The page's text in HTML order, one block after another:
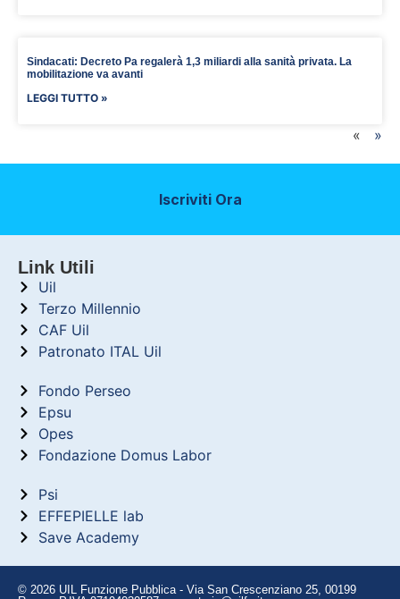
Sindacati: Decreto Pa regalerà 1,3 miliardi alla sanità privata. La
mobilitazione va avanti
LEGGI TUTTO »
« »
Iscriviti Ora
Link Utili
Uil
Terzo Millennio
CAF Uil
Patronato ITAL Uil
Fondo Perseo
Epsu
Opes
Fondazione Domus Labor
Psi
EFFEPIELLE lab
Save Academy
© 2026 UIL Funzione Pubblica - Via San Crescenziano 25, 00199